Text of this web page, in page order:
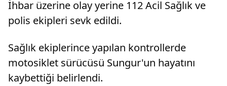
İhbar üzerine olay yerine 112 Acil Sağlık ve
polis ekipleri sevk edildi.
Sağlık ekiplerince yapılan kontrollerde
motosiklet sürücüsü Sungur'un hayatını
kaybettiği belirlendi.